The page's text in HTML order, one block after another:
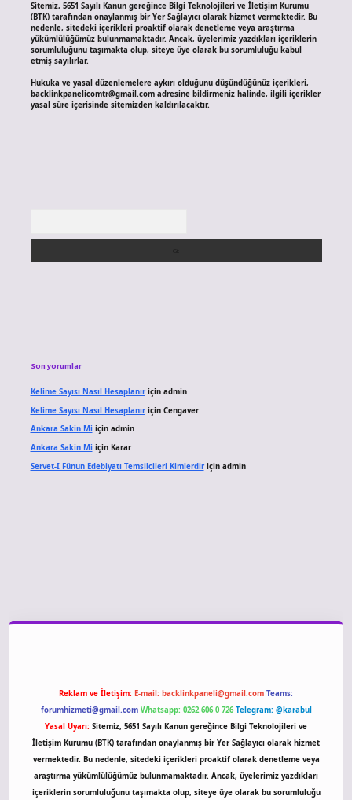
Sitemiz, 5651 Sayılı Kanun gereğince Bilgi Teknolojileri ve İletişim Kurumu
(BTK) tarafından onaylanmış bir Yer Sağlayıcı olarak hizmet vermektedir. Bu
nedenle, sitedeki içerikleri proaktif olarak denetleme veya araştırma
yükümlülüğümüz bulunmamaktadır. Ancak, üyelerimiz yazdıkları içeriklerin
sorumluluğunu taşımakta olup, siteye üye olarak bu sorumluluğu kabul
etmiş sayılırlar.
Hukuka ve yasal düzenlemelere aykırı olduğunu düşündüğünüz içerikleri,
backlinkpanelicomtr@gmail.comadresine bildirmeniz halinde, ilgili içerikler
yasal süre içerisinde sitemizden kaldırılacaktır.
Son yorumlar
Kelime Sayısı Nasıl Hesaplanıriçin admin
Kelime Sayısı Nasıl Hesaplanıriçin Cengaver
Ankara Sakin Miiçin admin
Ankara Sakin Miiçin Karar
Servet-I Fünun Edebiyatı Temsilcileri Kimlerdiriçin admin
Reklam ve İletişim: E-mail: backlinkpaneli@gmail.com Teams:
forumhizmeti@gmail.com Whatsapp: 0262 606 0 726 Telegram: @karabul
Yasal Uyarı: Sitemiz, 5651 Sayılı Kanun gereğince Bilgi Teknolojileri ve
İletişim Kurumu (BTK) tarafından onaylanmış bir Yer Sağlayıcı olarak hizmet
vermektedir. Bu nedenle, sitedeki içerikleri proaktif olarak denetleme veya
araştırma yükümlülüğümüz bulunmamaktadır. Ancak, üyelerimiz yazdıkları
içeriklerin sorumluluğunu taşımakta olup, siteye üye olarak bu sorumluluğu